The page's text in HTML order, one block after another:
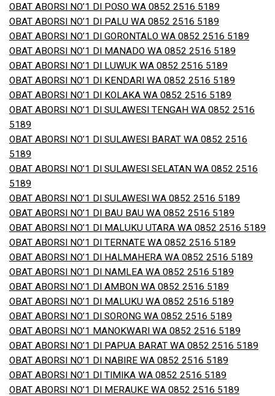
OBAT ABORSI NO’1 DI POSO WA 0852 2516 5189
OBAT ABORSI NO’1 DI PALU WA 0852 2516 5189
OBAT ABORSI NO’1 DI GORONTALO WA 0852 2516 5189
OBAT ABORSI NO’1 DI MANADO WA 0852 2516 5189
OBAT ABORSI NO’1 DI LUWUK WA 0852 2516 5189
OBAT ABORSI NO’1 DI KENDARI WA 0852 2516 5189
OBAT ABORSI NO’1 DI KOLAKA WA 0852 2516 5189
OBAT ABORSI NO’1 DI SULAWESI TENGAH WA 0852 2516
5189
OBAT ABORSI NO’1 DI SULAWESI BARAT WA 0852 2516
5189
OBAT ABORSI NO’1 DI SULAWESI SELATAN WA 0852 2516
5189
OBAT ABORSI NO’1 DI SULAWESI WA 0852 2516 5189
OBAT ABORSI NO’1 DI BAU BAU WA 0852 2516 5189
OBAT ABORSI NO’1 DI MALUKU UTARA WA 0852 2516 5189
OBAT ABORSI NO’1 DI TERNATE WA 0852 2516 5189
OBAT ABORSI NO’1 DI HALMAHERA WA 0852 2516 5189
OBAT ABORSI NO’1 DI NAMLEA WA 0852 2516 5189
OBAT ABORSI NO’1 DI AMBON WA 0852 2516 5189
OBAT ABORSI NO’1 DI MALUKU WA 0852 2516 5189
OBAT ABORSI NO’1 DI SORONG WA 0852 2516 5189
OBAT ABORSI NO’1 MANOKWARI WA 0852 2516 5189
OBAT ABORSI NO’1 DI PAPUA BARAT WA 0852 2516 5189
OBAT ABORSI NO’1 DI NABIRE WA 0852 2516 5189
OBAT ABORSI NO’1 DI TIMIKA WA 0852 2516 5189
OBAT ABORSI NO’1 DI MERAUKE WA 0852 2516 5189